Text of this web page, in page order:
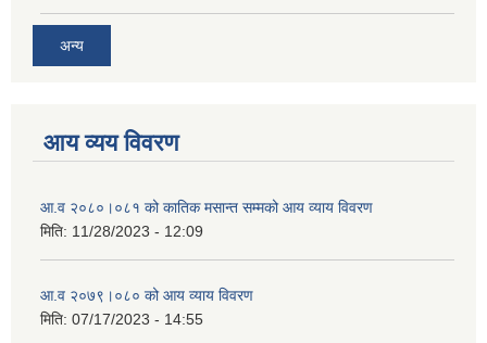
अन्य
आय व्यय विवरण
आ.व २०८०।०८१ को कातिक मसान्त सम्मको आय व्याय विवरण
मिति: 11/28/2023 - 12:09
आ.व २०७९।०८० को आय व्याय विवरण
मिति: 07/17/2023 - 14:55